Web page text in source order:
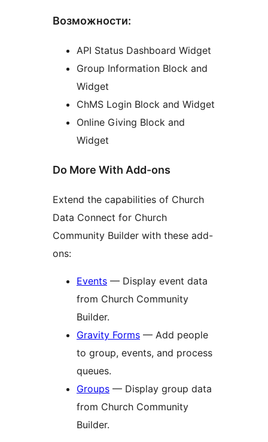
Возможности:
API Status Dashboard Widget
Group Information Block and
Widget
ChMS Login Block and Widget
Online Giving Block and
Widget
Do More With Add-ons
Extend the capabilities of Church
Data Connect for Church
Community Builder with these add-
ons:
Events — Display event data
from Church Community
Builder.
Gravity Forms — Add people
to group, events, and process
queues.
Groups — Display group data
from Church Community
Builder.